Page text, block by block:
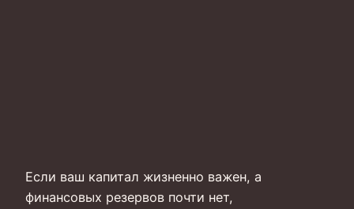
Если ваш капитал жизненно важен, а
финансовых резервов почти нет,